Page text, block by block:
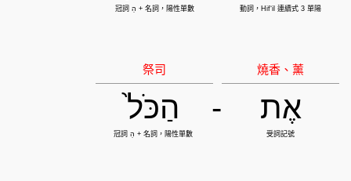
אֶת - הַכֹּל֙